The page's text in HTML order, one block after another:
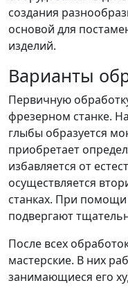
создания
основой для
изделий.
Варианты
Первичную
фрезерном станке.
глыбы образуется
приобретает
избавляется от
осуществляется
станках. При помощи
подвергают
После всех
мастерские. В них
занимающиеся его